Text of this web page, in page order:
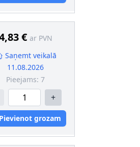
€ ar PVN
Saņemt veikalā
11.08.2026
Pieejams: 7
+
Pievienot grozam